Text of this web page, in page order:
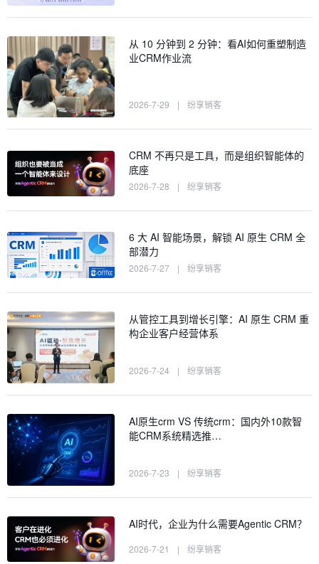
从 10 分钟到 2 分钟：看AI如何重塑制造
业CRM作业流
2026-7-29 | 纷享销客
CRM 不再只是工具，而是组织智能体的
底座
2026-7-28 | 纷享销客
6 大 AI 智能场景，解锁 AI 原生 CRM 全
部潜力
2026-7-27 | 纷享销客
从管控工具到增长引擎：AI 原生 CRM 重
构企业客户经营体系
2026-7-24 | 纷享销客
AI原生crm VS 传统crm：国内外10款智
能CRM系统精选推…
2026-7-23 | 纷享销客
AI时代，企业为什么需要Agentic CRM？
2026-7-21 | 纷享销客